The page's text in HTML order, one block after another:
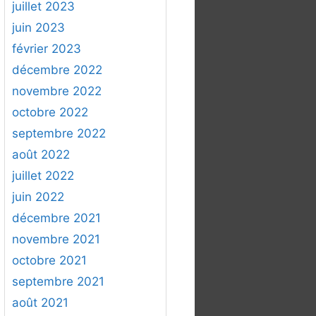
juillet 2023
juin 2023
février 2023
décembre 2022
novembre 2022
octobre 2022
septembre 2022
août 2022
juillet 2022
juin 2022
décembre 2021
novembre 2021
octobre 2021
septembre 2021
août 2021